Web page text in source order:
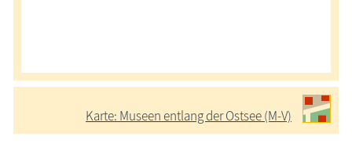
Karte: Museen entlang der Ostsee (M-V)